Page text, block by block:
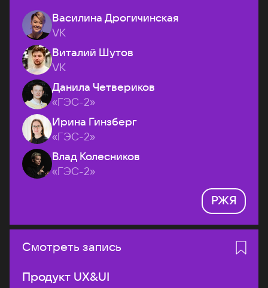
Василина Дрогичинская
VK
Виталий Шутов
VK
Данила Четвериков
«ГЭС-2»
Ирина Гинзберг
«ГЭС-2»
Влад Колесников
«ГЭС-2»
РЖЯ
Смотреть запись
Продукт UX&UI